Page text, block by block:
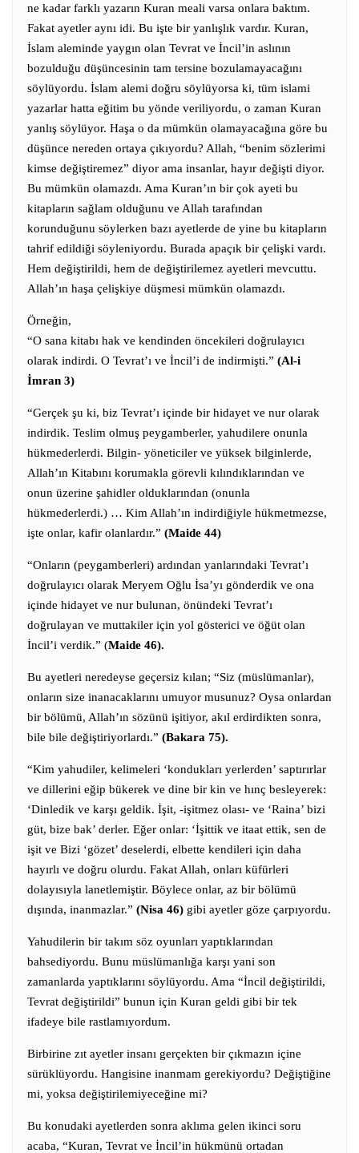
ne kadar farklı yazarın Kuran meali varsa onlara baktım.
Fakat ayetler aynı idi. Bu işte bir yanlışlık vardır. Kuran,
İslam aleminde yaygın olan Tevrat ve İncil’in aslının
bozulduğu düşüncesinin tam tersine bozulamayacağını
söylüyordu. İslam alemi doğru söylüyorsa ki, tüm islami
yazarlar hatta eğitim bu yönde veriliyordu, o zaman Kuran
yanlış söylüyor. Haşa o da mümkün olamayacağına göre bu
düşünce nereden ortaya çıkıyordu? Allah, “benim sözlerimi
kimse değiştiremez” diyor ama insanlar, hayır değişti diyor.
Bu mümkün olamazdı. Ama Kuran’ın bir çok ayeti bu
kitapların sağlam olduğunu ve Allah tarafından
korunduğunu söylerken bazı ayetlerde de yine bu kitapların
tahrif edildiği söyleniyordu. Burada apaçık bir çelişki vardı.
Hem değiştirildi, hem de değiştirilemez ayetleri mevcuttu.
Allah’ın haşa çelişkiye düşmesi mümkün olamazdı.
Örneğin,
“O sana kitabı hak ve kendinden öncekileri doğrulayıcı
olarak indirdi. O Tevrat’ı ve İncil’i de indirmişti.” (Al-i
İmran 3)
“Gerçek şu ki, biz Tevrat’ı içinde bir hidayet ve nur olarak
indirdik. Teslim olmuş peygamberler, yahudilere onunla
hükmederlerdi. Bilgin- yöneticiler ve yüksek bilginlerde,
Allah’ın Kitabını korumakla görevli kılındıklarından ve
onun üzerine şahidler olduklarından (onunla
hükmederlerdi.) … Kim Allah’ın indirdiğiyle hükmetmezse,
işte onlar, kafir olanlardır.” (Maide 44)
“Onların (peygamberleri) ardından yanlarındaki Tevrat’ı
doğrulayıcı olarak Meryem Oğlu İsa’yı gönderdik ve ona
içinde hidayet ve nur bulunan, önündeki Tevrat’ı
doğrulayan ve muttakiler için yol gösterici ve öğüt olan
İncil’i verdik.” (Maide 46).
Bu ayetleri neredeyse geçersiz kılan; “Siz (müslümanlar),
onların size inanacaklarını umuyor musunuz? Oysa onlardan
bir bölümü, Allah’ın sözünü işitiyor, akıl erdirdikten sonra,
bile bile değiştiriyorlardı.” (Bakara 75).
“Kim yahudiler, kelimeleri ‘kondukları yerlerden’ saptırırlar
ve dillerini eğip bükerek ve dine bir kin ve hınç besleyerek:
‘Dinledik ve karşı geldik. İşit, -işitmez olası- ve ‘Raina’ bizi
güt, bize bak’ derler. Eğer onlar: ‘İşittik ve itaat ettik, sen de
işit ve Bizi ‘gözet’ deselerdi, elbette kendileri için daha
hayırlı ve doğru olurdu. Fakat Allah, onları küfürleri
dolayısıyla lanetlemiştir. Böylece onlar, az bir bölümü
dışında, inanmazlar.” (Nisa 46) gibi ayetler göze çarpıyordu.
Yahudilerin bir takım söz oyunları yaptıklarından
bahsediyordu. Bunu müslümanlığa karşı yani son
zamanlarda yaptıklarını söylüyordu. Ama “İncil değiştirildi,
Tevrat değiştirildi” bunun için Kuran geldi gibi bir tek
ifadeye bile rastlamıyordum.
Birbirine zıt ayetler insanı gerçekten bir çıkmazın içine
sürüklüyordu. Hangisine inanmam gerekiyordu? Değiştiğine
mi, yoksa değiştirilemiyeceğine mi?
Bu konudaki ayetlerden sonra aklıma gelen ikinci soru
acaba, “Kuran, Tevrat ve İncil’in hükmünü ortadan